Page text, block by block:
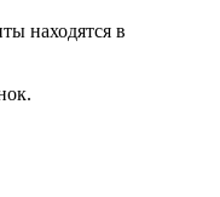
находятся в